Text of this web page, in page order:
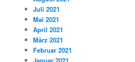
Juli 2021
Mai 2021
April 2021
März 2021
Februar 2021